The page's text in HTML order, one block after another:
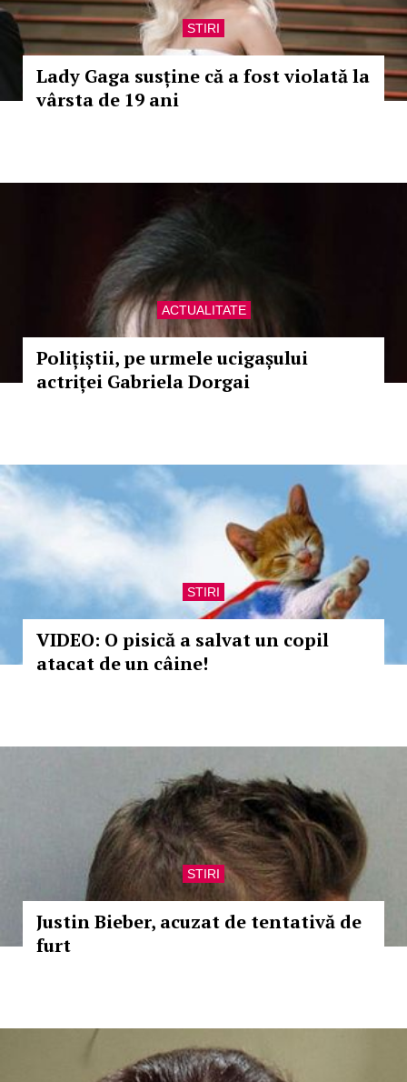
STIRI
Lady Gaga susține că a fost violată la
vârsta de 19 ani
ACTUALITATE
Polițiștii, pe urmele ucigașului
actriței Gabriela Dorgai
STIRI
VIDEO: O pisică a salvat un copil
atacat de un câine!
STIRI
Justin Bieber, acuzat de tentativă de
furt